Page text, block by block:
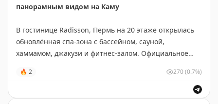
панорамным видом на Каму
В гостинице Radisson, Пермь на 20 этаже открылась
обновлённая спа-зона с бассейном, сауной,
хаммамом, джакузи и фитнес-залом. Официальное
https://www.frontdesk.ru/article/v-radisson-perm-
🔥 2 270(0.7%)